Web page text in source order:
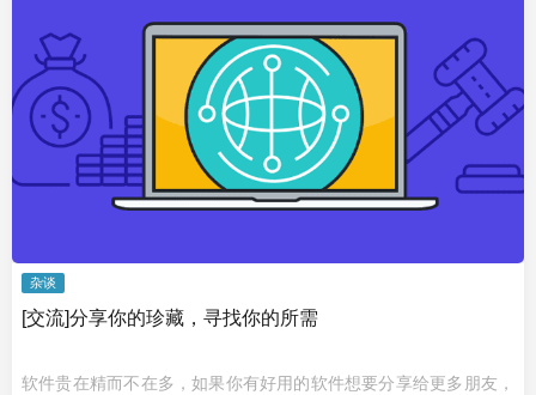
杂谈
[交流]分享你的珍藏，寻找你的所需
软件贵在精而不在多，如果你有好用的软件想要分享给更多朋友，